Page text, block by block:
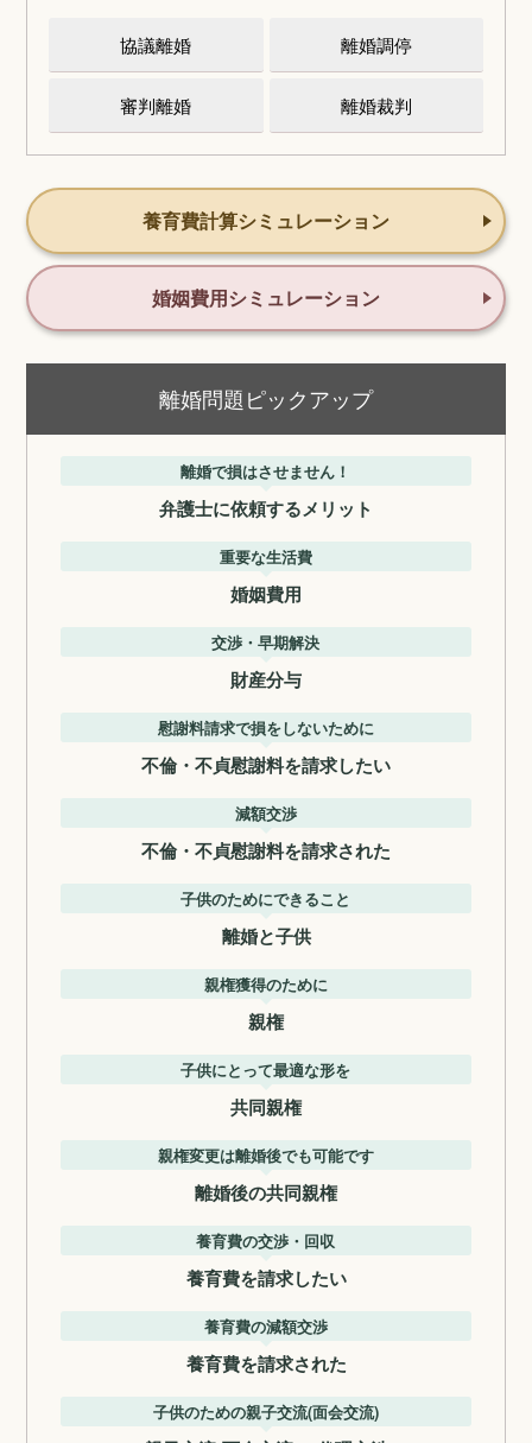
協議離婚 離婚調停
審判離婚 離婚裁判
養育費計算シミュレーション
婚姻費用シミュレーション
離婚問題ピックアップ
離婚で損はさせません！
弁護士に依頼するメリット
重要な生活費
婚姻費用
交渉・早期解決
財産分与
慰謝料請求で損をしないために
不倫・不貞慰謝料を請求したい
減額交渉
不倫・不貞慰謝料を請求された
子供のためにできること
離婚と子供
親権獲得のために
親権
子供にとって最適な形を
共同親権
親権変更は離婚後でも可能です
離婚後の共同親権
養育費の交渉・回収
養育費を請求したい
養育費の減額交渉
養育費を請求された
子供のための親子交流(面会交流)